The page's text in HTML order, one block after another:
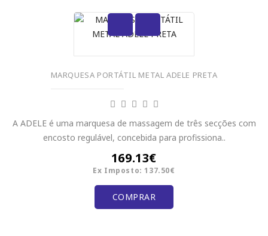
MARQUESA PORTÁTIL METAL ADELE PRETA
A ADELE é uma marquesa de massagem de três secções com
encosto regulável, concebida para profissiona..
169.13€
Ex Imposto: 137.50€
COMPRAR